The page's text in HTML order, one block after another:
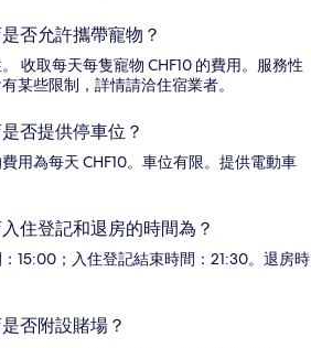
否允許攜帶寵物？
收取每天每隻寵物 CHF10 的費用。服務性
某些限制，詳情請洽住宿業者。
否提供停車位？
用為每天 CHF10。車位有限。提供電動車
住登記和退房的時間為？
15:00；入住登記結束時間：21:30。退房時
否附設賭場？